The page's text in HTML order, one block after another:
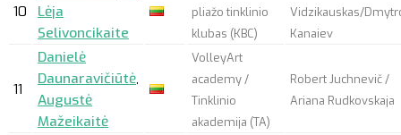
10
Lėja
Selivoncikaite
pliažo tinklinio
klubas (KBC)
Vidzikauskas/
Kanaiev
11
Danielė
Daunaravičiūtė,
Augustė
Mažeikaitė
VolleyArt
academy /
Tinklinio
akademija (TA)
Robert Juchnevič /
Ariana Rudkovskaja